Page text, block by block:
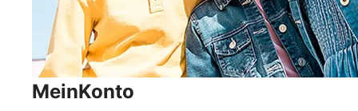
MeinKonto